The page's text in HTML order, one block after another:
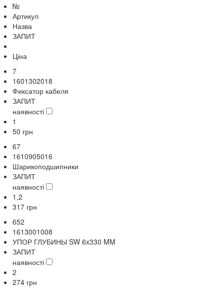
№
Артикул
Назва
ЗАПИТ
Ціна
7
1601302018
Фиксатор кабеля
ЗАПИТ
наявності
1
50 грн
67
1610905016
Шарикоподшипники
ЗАПИТ
наявності
1,2
317 грн
652
1613001008
УПОР ГЛУБИНЫ SW 6x330 MM
ЗАПИТ
наявності
2
274 грн